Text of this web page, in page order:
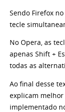
Sendo Firefox
tecle
No Opera, as
apenas Shift +
todas as
Ao final desse
explicam
implementado